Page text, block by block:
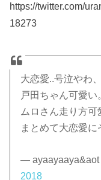
https://twitter.com/
18273
大恋愛..号泣やわ
戸田ちゃん可愛い
ムロさん走り方可
まとめて大恋愛に
—
2018